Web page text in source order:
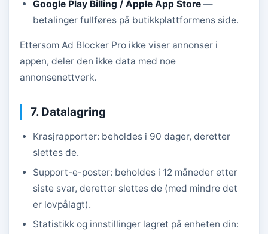
Google Play Billing / Apple App Store —
betalinger fullføres på butikkplattformens side.
Ettersom Ad Blocker Pro ikke viser annonser i
appen, deler den ikke data med noe
annonsenettverk.
7. Datalagring
Krasjrapporter: beholdes i 90 dager, deretter
slettes de.
Support-e-poster: beholdes i 12 måneder etter
siste svar, deretter slettes de (med mindre det
er lovpålagt).
Statistikk og innstillinger lagret på enheten din: